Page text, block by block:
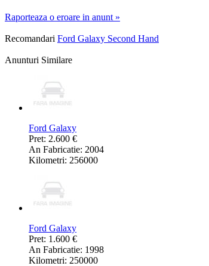
Raporteaza o eroare in anunt »
Recomandari Ford Galaxy Second Hand
Anunturi Similare
Ford Galaxy
Pret: 2.600 €
An Fabricatie: 2004
Kilometri: 256000
Ford Galaxy
Pret: 1.600 €
An Fabricatie: 1998
Kilometri: 250000